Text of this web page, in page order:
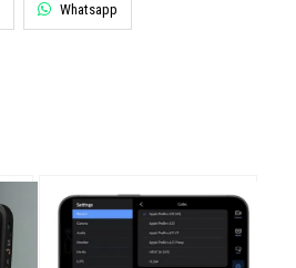
Whatsapp